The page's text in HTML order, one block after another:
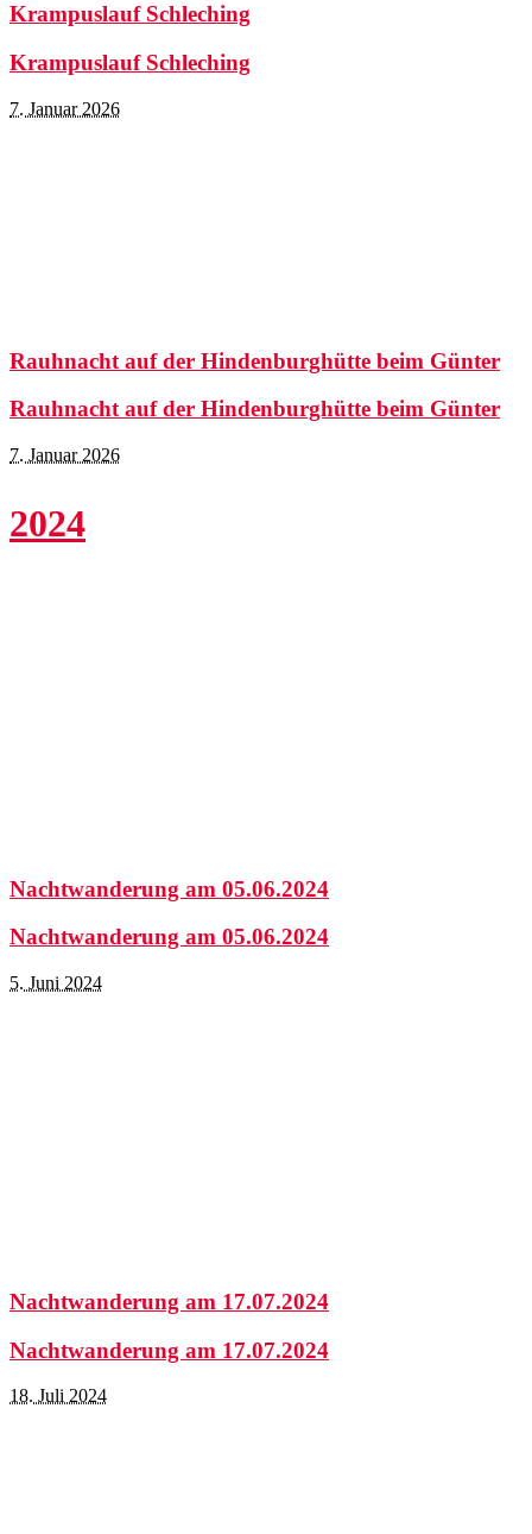
Krampuslauf Schleching
Krampuslauf Schleching
7. Januar 2026
Rauhnacht auf der Hindenburghütte beim Günter
Rauhnacht auf der Hindenburghütte beim Günter
7. Januar 2026
2024
Nachtwanderung am 05.06.2024
Nachtwanderung am 05.06.2024
5. Juni 2024
Nachtwanderung am 17.07.2024
Nachtwanderung am 17.07.2024
18. Juli 2024